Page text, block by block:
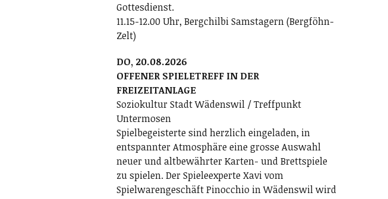
Gottesdienst.
11.15-12.00 Uhr, Bergchilbi Samstagern (Bergföhn-
Zelt)
DO, 20.08.2026
OFFENER SPIELETREFF IN DER
FREIZEITANLAGE
Soziokultur Stadt Wädenswil / Treffpunkt
Untermosen
Spielbegeisterte sind herzlich eingeladen, in
entspannter Atmosphäre eine grosse Auswahl
neuer und altbewährter Karten- und Brettspiele
zu spielen. Der Spieleexperte Xavi vom
Spielwarengeschäft Pinocchio in Wädenswil wird